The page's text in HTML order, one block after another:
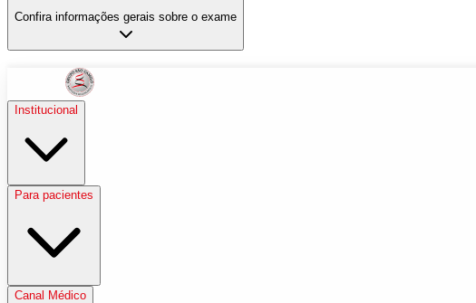
Confira informações gerais sobre o exame
Institucional
Para pacientes
Canal Médico